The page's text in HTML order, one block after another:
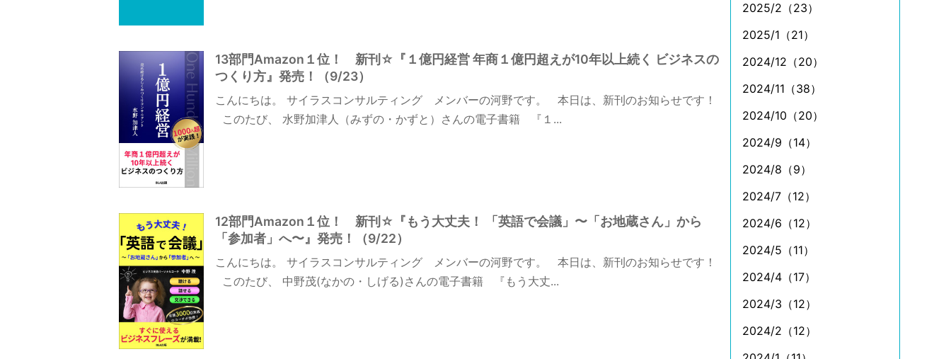
13部門Amazon１位！ 新刊☆『１億円経営 年商１億円超えが10年以上続く ビジネスの
つくり方』発売！（9/23）
こんにちは。 サイラスコンサルティング メンバーの河野です。 本日は、新刊のお知らせです！
このたび、 水野加津人（みずの・かずと）さんの電子書籍 『１...
12部門Amazon１位！ 新刊☆『もう大丈夫！ 「英語で会議」〜「お地蔵さん」から
「参加者」へ〜』発売！（9/22）
こんにちは。 サイラスコンサルティング メンバーの河野です。 本日は、新刊のお知らせです！
このたび、 中野茂(なかの・しげる)さんの電子書籍 『もう大丈...
2025/2（23）
2025/1（21）
2024/12（20）
2024/11（38）
2024/10（20）
2024/9（14）
2024/8（9）
2024/7（12）
2024/6（12）
2024/5（11）
2024/4（17）
2024/3（12）
2024/2（12）